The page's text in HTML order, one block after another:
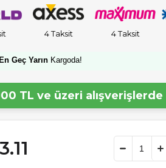
4 Taksit 4 Taksit
En Geç Yarın Kargoda!
TL ve üzeri alışverişlerde